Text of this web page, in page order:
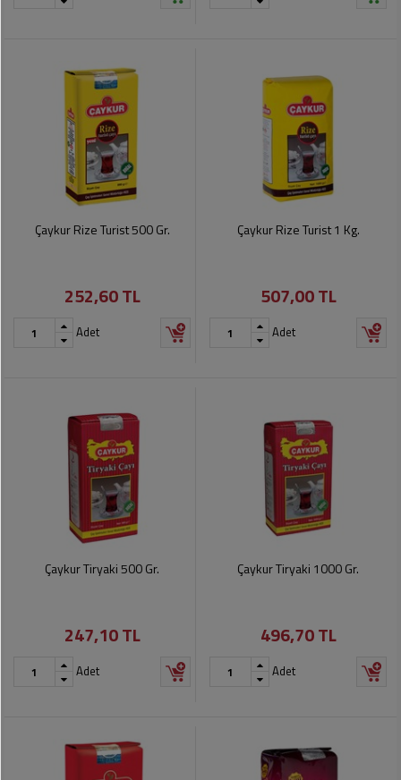
Çaykur Rize Turist 500 Gr.
252,60 TL
Adet
Çaykur Rize Turist 1 Kg.
507,00 TL
Adet
Çaykur Tiryaki 500 Gr.
247,10 TL
Adet
Çaykur Tiryaki 1000 Gr.
496,70 TL
Adet